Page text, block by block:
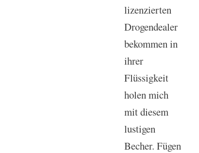
lizenzierten
Drogendealer
bekommen in
ihrer
Flüssigkeit
holen mich
mit diesem
lustigen
Becher. Fügen